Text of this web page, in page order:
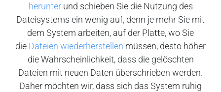
herunterund schieben Sie die Nutzung des
Dateisystems ein wenig auf, denn je mehr Sie mit
dem System arbeiten, auf der Platte, wo Sie
die Dateien wiederherstellen müssen, desto höher
die Wahrscheinlichkeit, dass die gelöschten
Dateien mit neuen Daten überschrieben werden.
Daher möchten wir, dass sich das System ruhig